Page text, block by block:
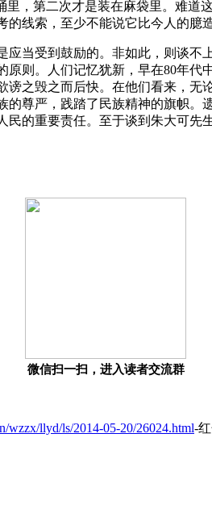
，第二次才是装在麻袋里。难道
线索，至少不能说它比今人的臆
受到鼓励的。非如此，则谈不
则。人们记忆犹新，早在80年
之毁之而后快。在他们看来，
尊严，践踏了民族精神的旗帜。
的重要责任。至于谈到朱大可
微信扫一扫，进入读者交流群
wzzx/llyd/ls/2014-05-20/26024.html-